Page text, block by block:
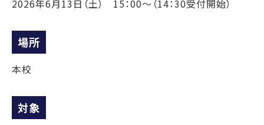
2026年6月13日（土） 15：00～（14：30受付開始）
場所
本校
対象